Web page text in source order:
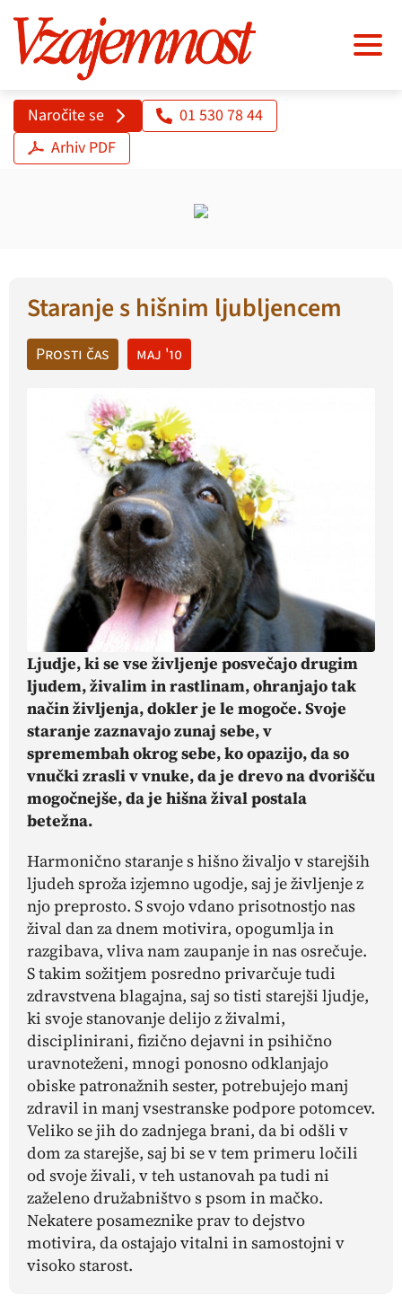
Naročite se
01 530 78 44
Arhiv PDF
Staranje s hišnim ljubljencem
Prosti čas maj '10
Ljudje, ki se vse življenje posvečajo drugim
ljudem, živalim in rastlinam, ohranjajo tak
način življenja, dokler je le mogoče. Svoje
staranje zaznavajo zunaj sebe, v
spremembah okrog sebe, ko opazijo, da so
vnučki zrasli v vnuke, da je drevo na dvorišču
mogočnejše, da je hišna žival postala
betežna.
Harmonično staranje s hišno živaljo v starejših
ljudeh sproža izjemno ugodje, saj je življenje z
njo preprosto. S svojo vdano prisotnostjo nas
žival dan za dnem motivira, opogumlja in
razgibava, vliva nam zaupanje in nas osrečuje.
S takim sožitjem posredno privarčuje tudi
zdravstvena blagajna, saj so tisti starejši ljudje,
ki svoje stanovanje delijo z živalmi,
disciplinirani, fizično dejavni in psihično
uravnoteženi, mnogi ponosno odklanjajo
obiske patronažnih sester, potrebujejo manj
zdravil in manj vsestranske podpore potomcev.
Veliko se jih do zadnjega brani, da bi odšli v
dom za starejše, saj bi se v tem primeru ločili
od svoje živali, v teh ustanovah pa tudi ni
zaželeno družabništvo s psom in mačko.
Nekatere posameznike prav to dejstvo
motivira, da ostajajo vitalni in samostojni v
visoko starost.